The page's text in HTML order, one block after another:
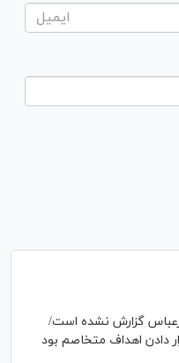
گزارش نشده است/
دادن اهداف متخاصم بود